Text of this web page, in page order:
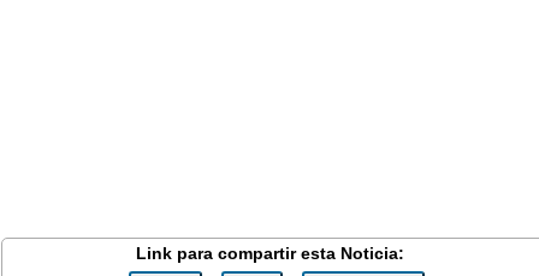
Link para compartir esta Noticia: